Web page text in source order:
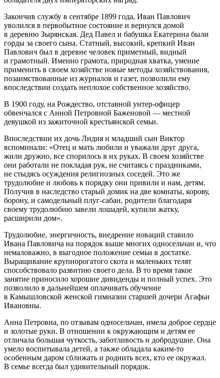
Закончив службу в сентябре 1899 года, Иван Павлович
уволился в первобытное состояние и вернулся домой
в деревню Зырянская. Дед Павел и бабушка Екатерина были
горды за своего сына. Статный, высокий, крепкий Иван
Павлович был в деревне человек приметный, видный
и грамотный. Именно грамота, природная хватка, умение
применить в своем хозяйстве новые методы хозяйствования,
позаимствованные из журналов и газет, позволили ему
впоследствии создать неплохое собственное хозяйство.
В 1900 году, на Рождество, отставной унтер-офицер
обвенчался с Анной Петровной Баженовой — местной
девушкой из зажиточной крестьянской семьи.
Впоследствии их дочь Лидия и младший сын Виктор
вспоминали: «Отец и мать любили и уважали друг друга,
жили дружно, все спорилось в их руках. В своем хозяйстве
они работали не покладая рук, не считаясь с праздниками,
не стыдясь осуждения религиозных соседей. Это же
трудолюбие и любовь к порядку они привили и нам, детям.
Получив в наследство старый домик на две комнаты, корову,
борону, и самодельный плуг-сабан, родители благодаря
своему трудолюбию завели лошадей, купили жатку,
расширили дом».
Трудолюбие, энергичность, внедрение новаций ставило
Ивана Павловича на порядок выше многих односельчан и, что
немаловажно, в выгодное положение семьи в достатке.
Выращивание крупнорогатого скота и маленьких телят
способствовало развитию своего дела. В то время такое
занятие приносило хорошие дивиденды и полный успех. Это
позволило в дальнейшем оплачивать обучение
в Камышловской женской гимназии старшей дочери Агафьи
Ивановны.
Анна Петровна, по отзывам односельчан, имела доброе сердце
и золотые руки. В отношении к окружающим и детям ее
отличала большая чуткость, заботливость и добродушие. Она
умело воспитывала детей, а также обладала каким-то
особенным даром сближать и роднить всех, кто ее окружал.
В семье всегда был удивительный порядок.